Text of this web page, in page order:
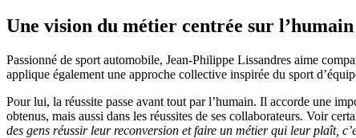
Une vision du métier centrée sur
Passionné de sport automobile, Jean-Philippe Lissandres aime
applique également une approche collective inspirée du sport
Pour lui, la réussite passe avant tout par l’humain. Il accorde une
obtenus, mais aussi dans les réussites de ses collaborateurs. Voir
des gens réussir leur reconversion et faire un métier qui leur plaît,